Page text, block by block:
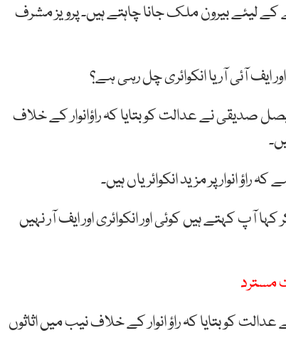
لیئے بیرون ملک جانا چاہتے ہیں۔ پرویز مشرف
ایف آئی آر یا انکوائری چل رہی ہے؟
صدیقی نے عدالت کو بتایا کہ راؤانوار کے خلاف
انوار پر مزید انکوائریاں ہیں۔
کہتے ہیں کوئی اور انکوائری اور ایف آر نہیں
مسترد
کو بتایا کہ راؤ انوار کے خلاف نیب میں اثاثوں